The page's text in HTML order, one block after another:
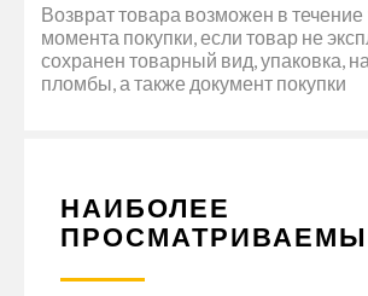
Возврат товара возможен в течение
момента покупки, если товар не
сохранен товарный вид, упаковка,
пломбы, а также документ покупки
НАИБОЛЕЕ